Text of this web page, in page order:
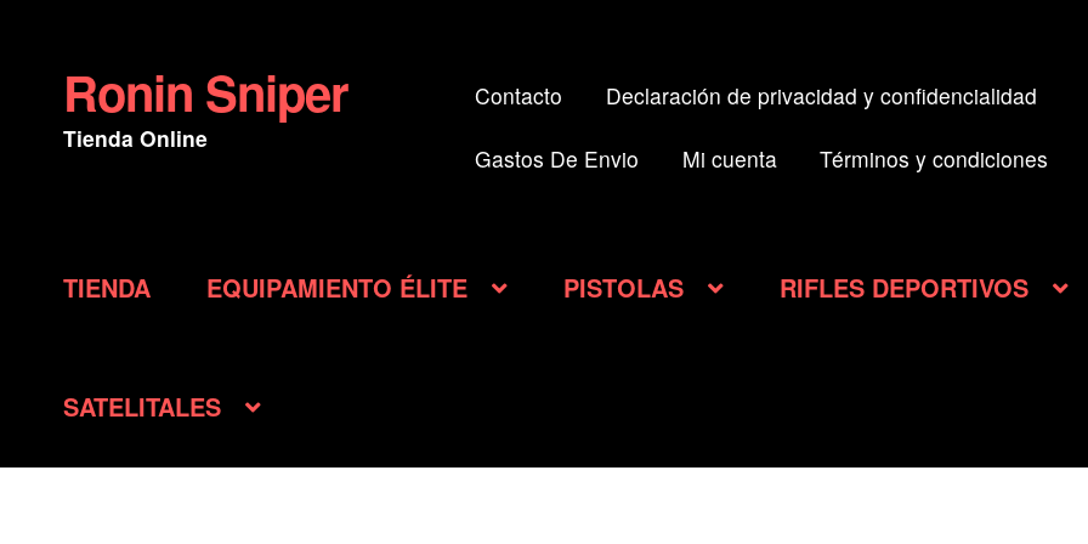
Ir
a
la
Ir
al
contenido
Ronin Sniper
Tienda Online
Contacto Declaración de privacidad y confidencialidad
Gastos De Envio Mi cuenta Términos y condiciones
TIENDA EQUIPAMIENTO ÉLITE PISTOLAS RIFLES DEPORTIVOS
SATELITALES